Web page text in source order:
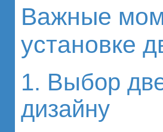
Важные
установке
1. Выбор
дизайну